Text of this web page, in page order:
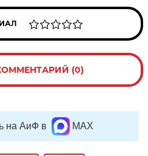
(0)
на АиФ в MAX